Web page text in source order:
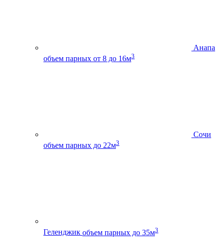
Анапа
объем парных от 8 до 16м3
Сочи
объем парных до 22м3
Геленджик объем парных до 35м3